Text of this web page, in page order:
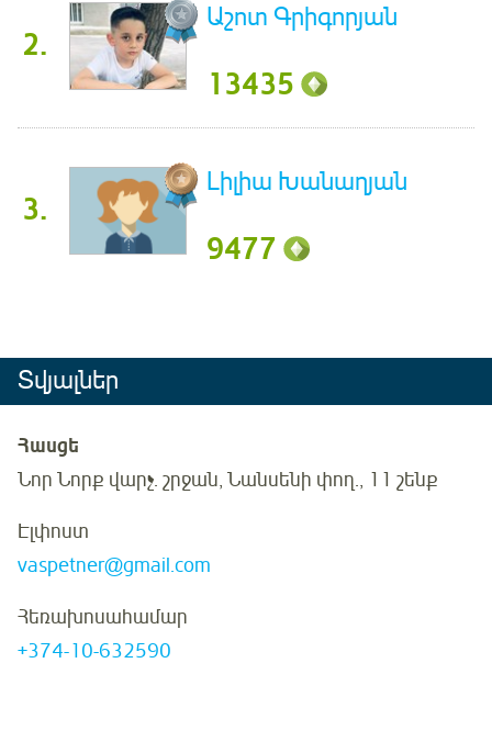
2.
Աշոտ Գրիգորյան
13435
3.
Լիլիա Խանաղյան
9477
Տվյալներ
Հասցե
Նոր Նորք վարչ. շրջան, Նանսենի փող., 11 շենք
Էլփոստ
vaspetner@gmail.com
Հեռախոսահամար
+374-10-632590